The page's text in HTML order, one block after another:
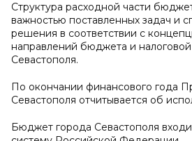
Структура расходной части
важностью поставленных задач и
решения в соответствии с
направлений бюджета и
Севастополя.
По окончании финансового года
Севастополя отчитывается об
Бюджет города Севастополя